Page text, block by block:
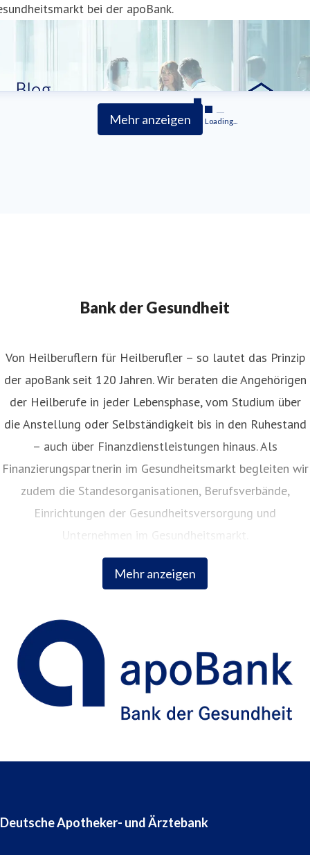
bei der apoBank.
Mehr anzeigen Loading...
Bank der Gesundheit
Mehr anzeigen
Von Heilberuflern für Heilberufler – so lautet das Prinzip
der apoBank seit 120 Jahren. Wir beraten die Angehörigen
der Heilberufe in jeder Lebensphase, vom Studium über
die Anstellung oder Selbständigkeit bis in den Ruhestand
– auch über Finanzdienstleistungen hinaus. Als
Finanzierungspartnerin im Gesundheitsmarkt begleiten wir
zudem die Standesorganisationen, Berufsverbände,
Einrichtungen der Gesundheitsversorgung und
Deutsche Apotheker- und Ärztebank